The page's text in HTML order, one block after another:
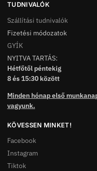
TUDNIVALÓK
Szállítási tudnivalók
Fizetési módozatok
GYÍK
NYITVA TARTÁS:
Hétfőtől péntekig
8 és 15:30 között
Minden hónap első
vagyunk.
KÖVESSEN MINKET!
Facebook
Instagram
Tiktok